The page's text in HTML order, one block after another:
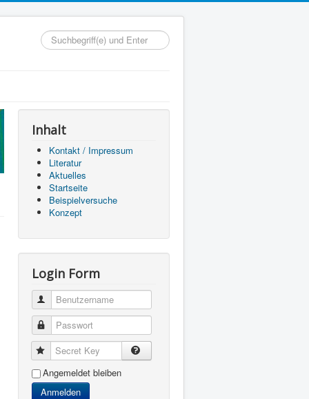
Suchen...
Inhalt
Kontakt / Impressum
Literatur
Aktuelles
Startseite
Beispielversuche
Konzept
Login Form
Benutzername
Passwort
Secret Key
Angemeldet bleiben
Anmelden